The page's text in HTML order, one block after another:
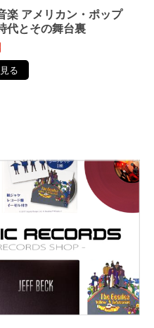
楽 アメリカン・ポップ
代とその舞台裏
る